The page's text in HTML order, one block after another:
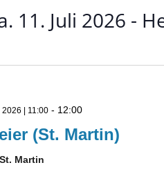
11. Juli 2026 -
2026 | 11:00 - 12:00
(St. Martin)
Martin